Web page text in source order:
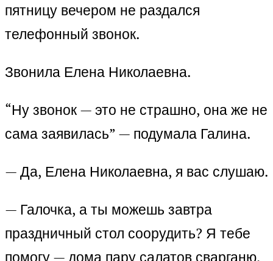
пятницу вечером не раздался
телефонный звонок.
Звонила Елена Николаевна.
“Ну звонок — это не страшно, она же не
сама заявилась” — подумала Галина.
— Да, Елена Николаевна, я вас слушаю.
— Галочка, а ты можешь завтра
праздничный стол соорудить? Я тебе
помогу — дома пару салатов сварганю,